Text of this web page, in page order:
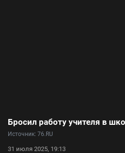
Источник: 76.RU
31 июля 2025, 19:13